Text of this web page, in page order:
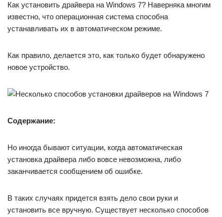
Как установить драйвера на Windows 7? Наверняка многим
известно, что операционная система способна
устанавливать их в автоматическом режиме.
Как правило, делается это, как только будет обнаружено
новое устройство.
Содержание:
Но иногда бывают ситуации, когда автоматическая
установка драйвера либо вовсе невозможна, либо
заканчивается сообщением об ошибке.
В таких случаях придется взять дело свои руки и
установить все вручную. Существует несколько способов